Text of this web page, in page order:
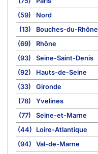
(59)
Nord
(13)
Bouches-du-Rhône
(69)
Rhône
(93)
Seine-Saint-Denis
(92)
Hauts-de-Seine
(33)
Gironde
(78)
Yvelines
(77)
Seine-et-Marne
(44)
Loire-Atlantique
(94)
Val-de-Marne